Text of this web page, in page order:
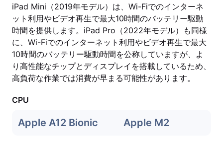
iPad Mini（2019年モデル）は、Wi-Fiでのインターネ
ット利用やビデオ再生で最大10時間のバッテリー駆動
時間を提供します。iPad Pro（2022年モデル）も同様
に、Wi-Fiでのインターネット利用やビデオ再生で最大
10時間のバッテリー駆動時間を公称していますが、よ
り高性能なチップとディスプレイを搭載しているため、
高負荷な作業では消費が早まる可能性があります。
CPU
Apple A12 Bionic Apple M2